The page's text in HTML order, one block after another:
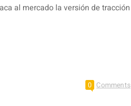
al mercado la versión de tracción
0 Comments